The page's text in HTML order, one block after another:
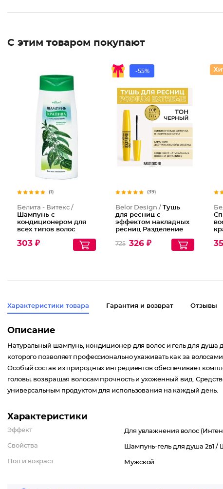
С этим товаром покупают
(1)
Белита - Витекс /
Шампунь с
кондиционером для
всех типов волос
Nettle With
303 ₽
-55%
(39)
Belor Design / Тушь
для ресниц с
эффектом накладных
ресниц Разделение
extreme
725 326 ₽
Характеристики товара Гарантия и возврат Отзывы
Описание
Натуральный шампунь, кондиционер для волос и гель для душа
которого позволяет профессионально ухаживать как за
Особый состав из природных ингредиентов обеспечивает
головы, возвращая волосам прочность и ухоженный вид.
универсальным продуктом для использования на каждый день.
Характеристики
Эффект Для увлажнения волос
Свойства Шампунь-гель для душа 2в1 /
Пол и возраст Мужской